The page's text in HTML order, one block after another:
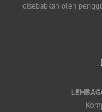
disebabkan oleh